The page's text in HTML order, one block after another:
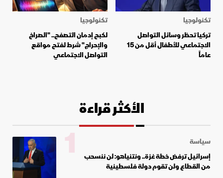
تكنولوجيا
تركيا تحظر وسائل التواصل
الاجتماعي للأطفال أقل من 15
عاماً
تكنولوجيا
لكبح إدمان التصفح.. "الصراخ
والإحراج" شرط لفتح مواقع
التواصل الاجتماعي
الأكثر قراءة
سياسة
إسرائيل ترفض خطة غزة.. ونتنياهو: لن ننسحب
من القطاع ولن تقوم دولة فلسطينية
1